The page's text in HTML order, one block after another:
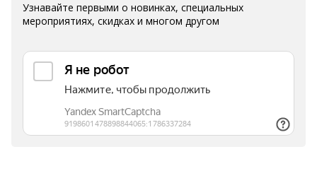
Узнавайте первыми о новинках, специальных
мероприятиях, скидках и многом другом